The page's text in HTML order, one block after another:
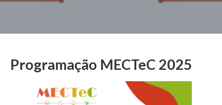
Programação MECTeC 2025